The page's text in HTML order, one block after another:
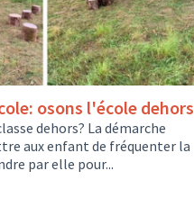
osons l'école dehors
dehors? La démarche
aux enfant de fréquenter la
par elle pour...